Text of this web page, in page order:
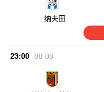
纳夫田
23:00 08-08